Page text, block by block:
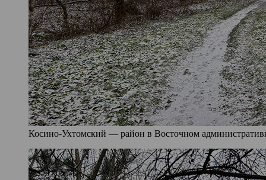
Косино-Ухтомский — район в Восточном